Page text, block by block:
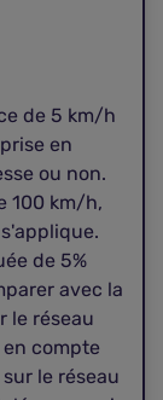
de 5 km/h
en
ou non.
100 km/h,
de 5%
avec la
le réseau
compte
le réseau